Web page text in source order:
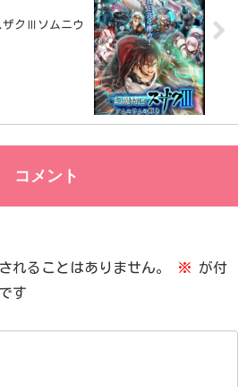
コメント
れることはありません。 ※ が付
す